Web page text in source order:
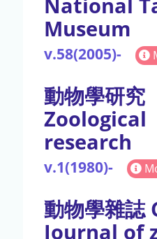
Museum
v.58(2005)-
動物學研究
Zoological
research
v.1(1980)-
動物學雜誌
Journal of